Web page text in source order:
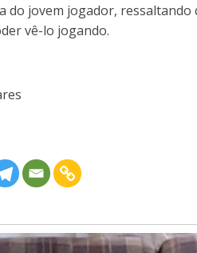
do jovem jogador,
vê-lo jogando.